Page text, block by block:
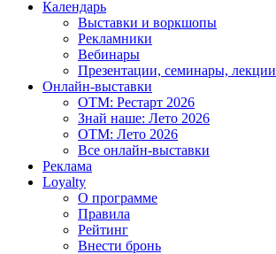
Календарь
Выставки и воркшопы
Рекламники
Вебинары
Презентации, семинары, лекции
Онлайн-выставки
OTM: Рестарт 2026
Знай наше: Лето 2026
OTM: Лето 2026
Все онлайн-выставки
Реклама
Loyalty
О программе
Правила
Рейтинг
Внести бронь